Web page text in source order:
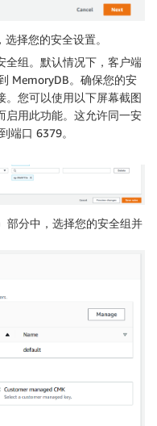
选择您的安全设置。
全组。默认情况下，客户端
MemoryDB。确保您的安
。您可以使用以下屏幕截图
启用此功能。这允许同一安
端口 6379。
部分中，选择您的安全组并